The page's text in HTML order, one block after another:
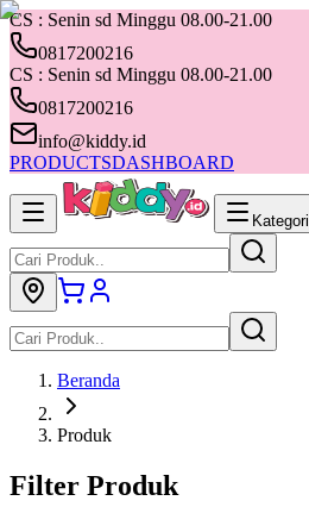
CS : Senin sd Minggu 08.00-21.00
0817200216
CS : Senin sd Minggu 08.00-21.00
0817200216
info@kiddy.id
PRODUCTSDASHBOARD
Kategori
Beranda
Produk
Filter Produk